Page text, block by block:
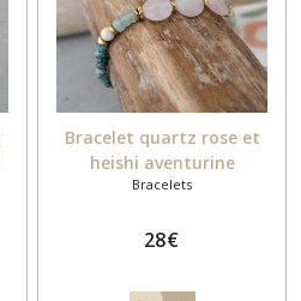
Bracelet quartz rose et
heishi aventurine
Bracelets
28€